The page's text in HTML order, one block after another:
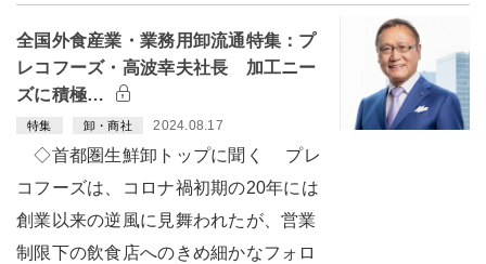
全国外食産業・業務用卸流通特集：プ
レコフーズ・高波幸夫社長 加工ニー
ズに積極…
特集 卸・商社 2024.08.17
◇首都圏生鮮卸トップに聞く プレ
コフーズは、コロナ禍初期の20年には
創業以来の逆風に見舞われたが、営業
制限下の飲食店へのきめ細かなフォロ